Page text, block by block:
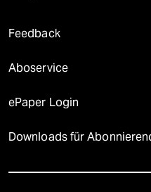
Feedback
Aboservice
ePaper Login
Downloads für